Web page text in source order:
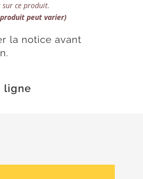
ce produit.
produit peut varier)
la notice avant
ligne